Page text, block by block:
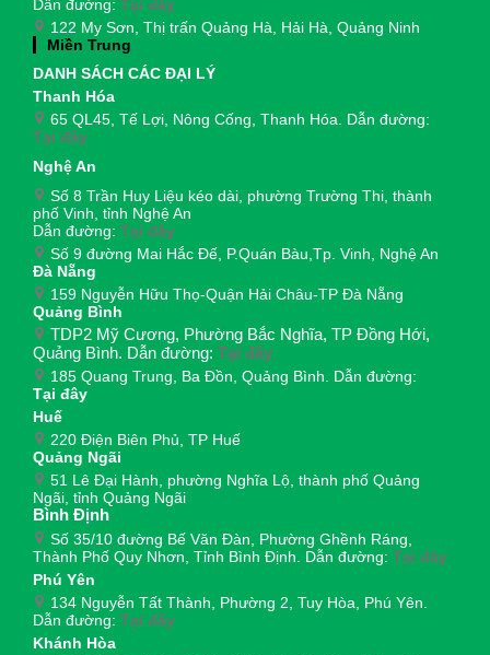
Dẫn đường: Tại đây
122 My Sơn, Thị trấn Quảng Hà, Hải Hà, Quảng Ninh
Miền Trung
DANH SÁCH CÁC ĐẠI LÝ
Thanh Hóa
65 QL45, Tế Lợi, Nông Cống, Thanh Hóa. Dẫn đường:
Tại đây
Nghệ An
Số 8 Trần Huy Liệu kéo dài, phường Trường Thi, thành
phố Vinh, tỉnh Nghệ An
Dẫn đường: Tại đây
Số 9 đường Mai Hắc Đế, P.Quán Bàu,Tp. Vinh, Nghệ An
Đà Nẵng
159 Nguyễn Hữu Thọ-Quận Hải Châu-TP Đà Nẵng
Quảng Bình
TDP2 Mỹ Cương, Phường Bắc Nghĩa, TP Đồng Hới,
Quảng Bình. Dẫn đường: Tại đây
185 Quang Trung, Ba Đồn, Quảng Bình. Dẫn đường:
Tại đây
Huế
220 Điện Biên Phủ, TP Huế
Quảng Ngãi
51 Lê Đại Hành, phường Nghĩa Lộ, thành phố Quảng
Ngãi, tỉnh Quảng Ngãi
Bình Định
Số 35/10 đường Bế Văn Đàn, Phường Ghềnh Ráng,
Thành Phố Quy Nhơn, Tỉnh Bình Định. Dẫn đường: Tại đây
Phú Yên
134 Nguyễn Tất Thành, Phường 2, Tuy Hòa, Phú Yên.
Dẫn đường: Tại đây
Khánh Hòa